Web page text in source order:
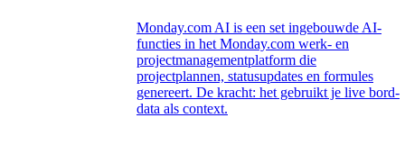
Monday.com AI is een set ingebouwde AI-
functies in het Monday.com werk- en
projectmanagementplatform die
projectplannen, statusupdates en formules
genereert. De kracht: het gebruikt je live bord-
data als context.